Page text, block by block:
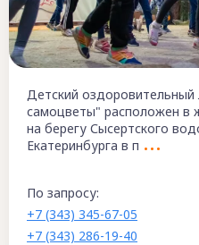
Детский оздоровительный
самоцветы" расположен в
на берегу Сысертского
Екатеринбурга в п
По запросу:
+7 (343) 345-67-05
+7 (343) 286-19-40